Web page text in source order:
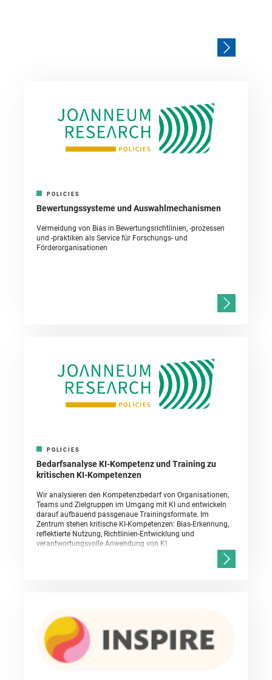
POLICIES
Bewertungssysteme und Auswahlmechanismen
Vermeidung von Bias in Bewertungsrichtlinien, -prozessen
und -praktiken als Service für Forschungs- und
Förderorganisationen
POLICIES
Bedarfsanalyse KI-Kompetenz und Training zu
kritischen KI-Kompetenzen
Wir analysieren den Kompetenzbedarf von Organisationen,
Teams und Zielgruppen im Umgang mit KI und entwickeln
darauf aufbauend passgenaue Trainingsformate. Im
Zentrum stehen kritische KI-Kompetenzen: Bias-Erkennung,
reflektierte Nutzung, Richtlinien-Entwicklung und
verantwortungsvolle Anwendung von KI.